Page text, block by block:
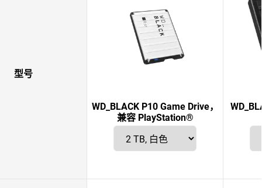
型号
WD_BLACK P10 Game Drive，
兼容 PlayStation®